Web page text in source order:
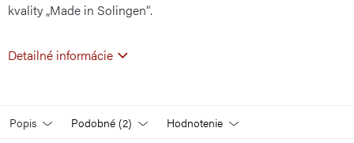
kvality „Made in Solingen“.
Detailné informácie
Popis Podobné (2) Hodnotenie